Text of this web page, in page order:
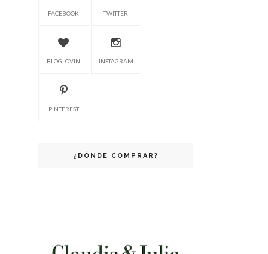
FACEBOOK TWITTER
BLOGLOVIN INSTAGRAM
PINTEREST
¿DÓNDE COMPRAR?